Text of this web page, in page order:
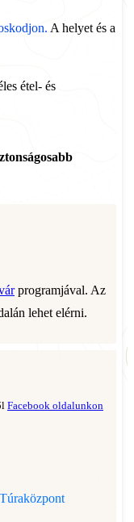
A helyet és a
étel- és
programjával. Az
lehet elérni.
Facebook oldalunkon